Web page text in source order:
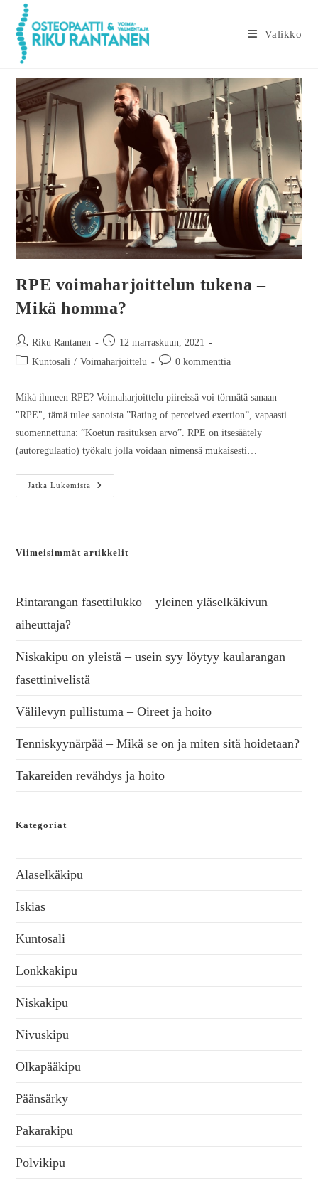
Valikko
RPE voimaharjoittelun tukena –
Mikä homma?
Riku Rantanen
12 marraskuun, 2021
Kuntosali / Voimaharjoittelu 0 kommenttia
Mikä ihmeen RPE? Voimaharjoittelu piireissä voi törmätä sanaan
"RPE", tämä tulee sanoista ”Rating of perceived exertion”, vapaasti
suomennettuna: ”Koetun rasituksen arvo”. RPE on itsesäätely
(autoregulaatio) työkalu jolla voidaan nimensä mukaisesti…
Jatka Lukemista
Viimeisimmät artikkelit
Rintarangan fasettilukko – yleinen yläselkäkivun
aiheuttaja?
Niskakipu on yleistä – usein syy löytyy kaularangan
fasettinivelistä
Välilevyn pullistuma – Oireet ja hoito
Tenniskyynärpää – Mikä se on ja miten sitä hoidetaan?
Takareiden revähdys ja hoito
Kategoriat
Alaselkäkipu
Iskias
Kuntosali
Lonkkakipu
Niskakipu
Nivuskipu
Olkapääkipu
Päänsärky
Pakarakipu
Polvikipu